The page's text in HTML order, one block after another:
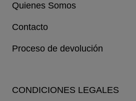
Quienes Somos
Contacto
Proceso de devolución
CONDICIONES LEGALES